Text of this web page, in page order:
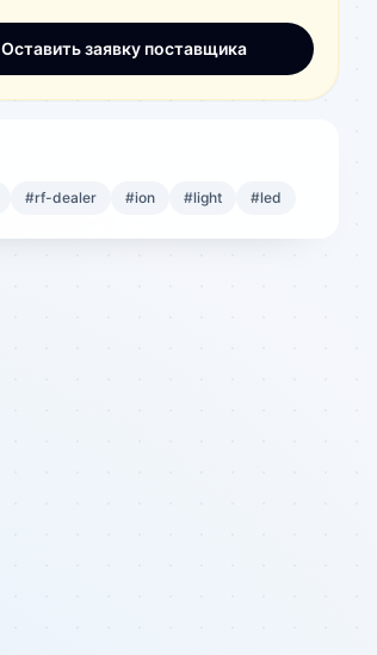
Оставить заявку поставщика
#rf-dealer #ion #light #led